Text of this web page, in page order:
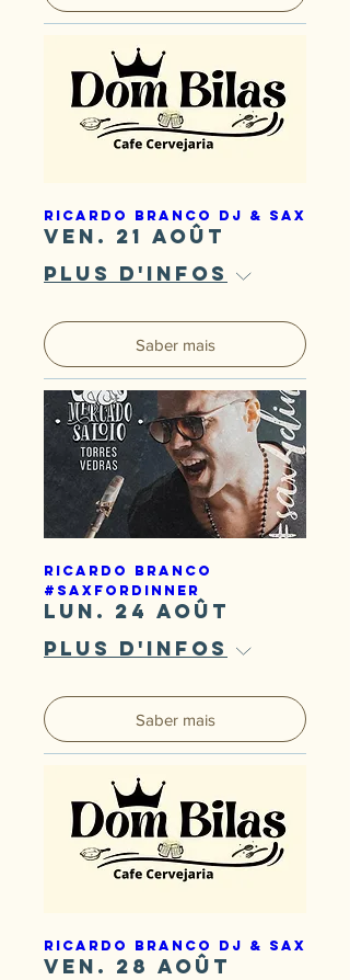
Ricardo Branco DJ & Sax
ven. 21 août
Plus d'infos
Saber mais
Ricardo Branco
#SaxForDinner
lun. 24 août
Plus d'infos
Saber mais
Ricardo Branco DJ & Sax
ven. 28 août